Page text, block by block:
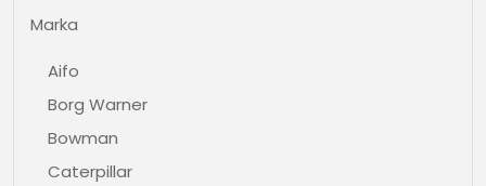
Marka
Aifo
Borg Warner
Bowman
Caterpillar